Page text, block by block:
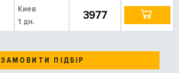
Киев
1 дн.
3977
ЗАМОВИТИ ПІДБІР